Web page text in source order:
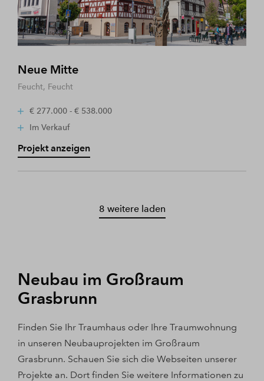
Neue Mitte
Feucht, Feucht
€ 277.000 - € 538.000
Im Verkauf
Projekt anzeigen
8 weitere laden
Neubau im Großraum
Grasbrunn
Finden Sie Ihr Traumhaus oder Ihre Traumwohnung
in unseren Neubauprojekten im Großraum
Grasbrunn. Schauen Sie sich die Webseiten unserer
Projekte an. Dort finden Sie weitere Informationen zu